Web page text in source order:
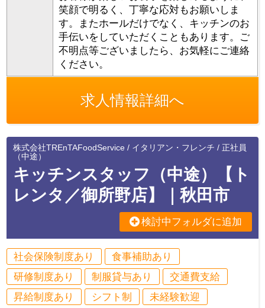
笑顔で明るく、丁寧な応対もお願いしま
す。またホールだけでなく、キッチンのお
手伝いをしていただくこともあります。ご
不明点等ございましたら、お気軽にご連絡
ください。
求人情報詳細へ
株式会社TREnTAFoodService / イタリアン・フレンチ / 正社員
（中途）
キッチンスタッフ（中途）【ト
レンタ／御所野店】｜秋田市
検討中フォルダに追加
社会保険制度あり
食事補助あり
研修制度あり
制服貸与あり
交通費支給
昇給制度あり
シフト制 未経験歓迎